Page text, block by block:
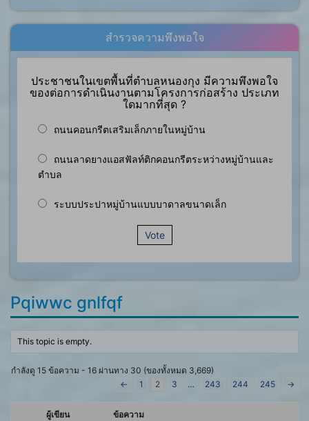
สำรวจความพึงพอใจ
ประชาชนในเขตพื้นที่ตำบลหนองกุง มีความพึงพอใจ
ของต่อการดำเนินงานตามโครงการก่อสร้าง ประเภท
ใดมากที่สุด ?
ถนนคอนกรีตเสริมเล็กภายในหมู่บ้าน
ถนนลาดยางแอสฟัลท์ติกคอนกรีตระหว่างหมู่บ้านและ
ตำบล
ระบบประปาหมู่บ้านแบบบาดาลขนาดเล็ก
Vote
Pqiwwc gnlfqf
This topic is empty.
กำลังดู 15 ข้อความ - 16 ผ่านทาง 30 (ของทั้งหมด 3,669)
←
1 2 3 … 243 244 245 →
ผู้เขียน ข้อความ